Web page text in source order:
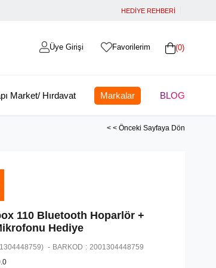
HEDİYE REHBERİ
0
Favorilerim
Üye Girişi
Market/ Hırdavat Markalar BLOG
< < Önceki Sayfaya Dön
110 Bluetooth Hoparlör +
Hediye
BARKOD : 2001304448759